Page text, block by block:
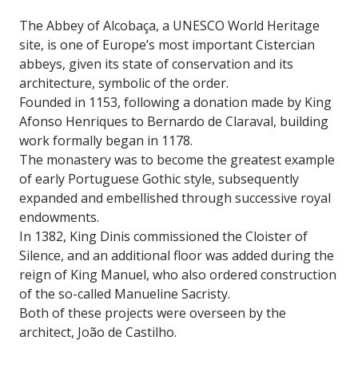
The Abbey of Alcobaça, a UNESCO World Heritage
site, is one of Europe’s most important Cistercian
abbeys, given its state of conservation and its
architecture, symbolic of the order.
Founded in 1153, following a donation made by King
Afonso Henriques to Bernardo de Claraval, building
work formally began in 1178.
The monastery was to become the greatest example
of early Portuguese Gothic style, subsequently
expanded and embellished through successive royal
endowments.
In 1382, King Dinis commissioned the Cloister of
Silence, and an additional floor was added during the
reign of King Manuel, who also ordered construction
of the so-called Manueline Sacristy.
Both of these projects were overseen by the
architect, João de Castilho.